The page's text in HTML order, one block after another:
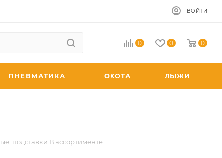
ВОЙТИ
0 0 0
ПНЕВМАТИКА ОХОТА ЛЫЖИ
подставки В ассортименте